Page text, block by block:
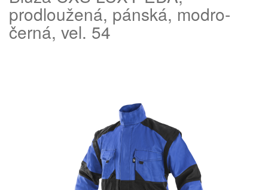
prodloužená, pánská, modro-
černá, vel. 54